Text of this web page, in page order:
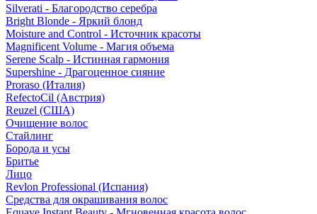
Silverati - Благородство серебра
Bright Blonde - Яркий блонд
Moisture and Control - Источник красоты
Magnificent Volume - Магия объема
Serene Scalp - Истинная гармония
Supershine - Драгоценное сияние
Proraso (Италия)
RefectoCil (Австрия)
Reuzel (США)
Очищение волос
Стайлинг
Борода и усы
Бритье
Лицо
Revlon Professional (Испания)
Средства для окрашивания волос